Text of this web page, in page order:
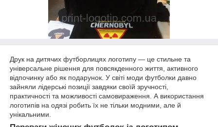
Друк на дитячих футборлицях логотипу — це стильне та
універсальне рішення для повсякденного життя, активного
відпочинку або як подарунок. У світі моди футболки давно
зайняли лідерські позиції завдяки своїй зручності,
практичності та можливості самовираження. А використання
логотипів на одязі робить їх не тільки модними, але й
унікальними.